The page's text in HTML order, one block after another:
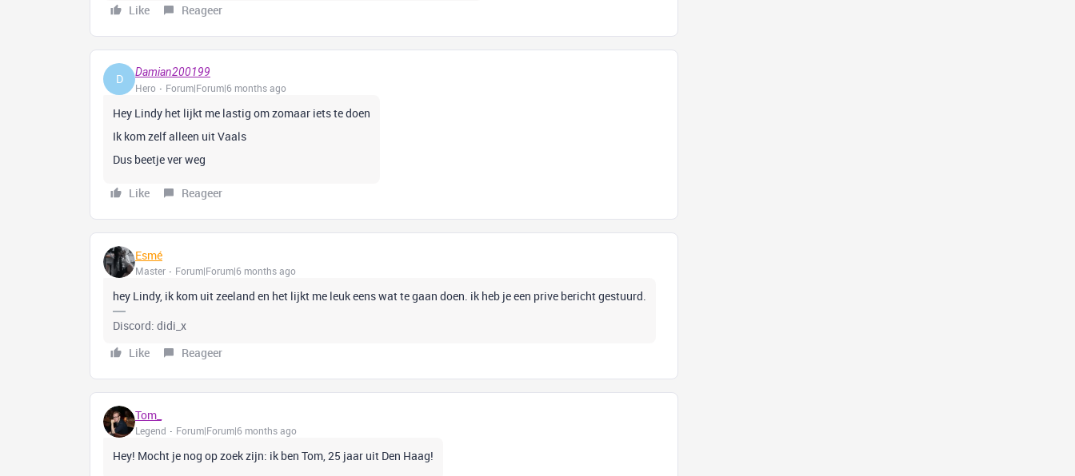
Like Reageer
D
Damian200199
Hero
Forum|Forum|6 months ago
Hey Lindy het lijkt me lastig om zomaar iets te doen
Ik kom zelf alleen uit Vaals
Dus beetje ver weg
Like Reageer
Esmé
Master Forum|Forum|6 months ago
hey Lindy, ik kom uit zeeland en het lijkt me leuk eens wat te gaan doen. ik heb je een prive bericht gestuurd.
Discord: didi_x
Like
Reageer
Tom_
Legend Forum|Forum|6 months ago
Hey! Mocht je nog op zoek zijn: ik ben Tom, 25 jaar uit Den Haag!